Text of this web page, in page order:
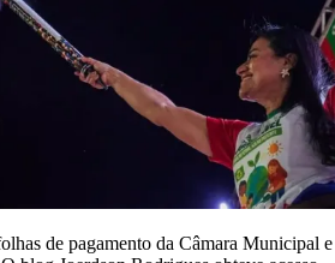
de pagamento da Câmara Municipal e